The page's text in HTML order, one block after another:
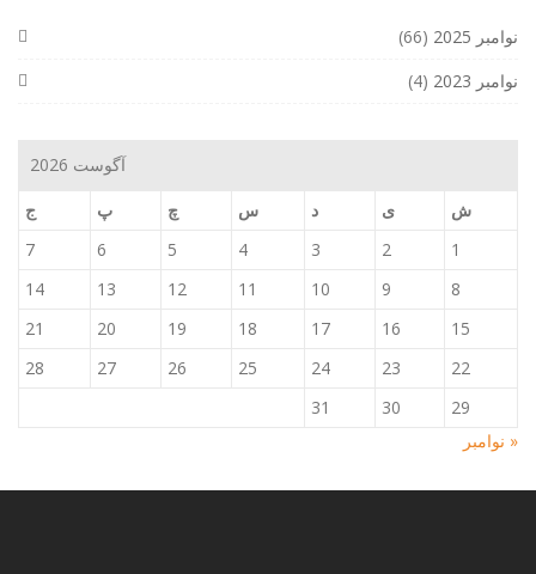
نوامبر 2025
(66)
نوامبر 2023
(4)
آگوست 2026
ش
ی د س چ پ
ج
1
2
3
4
5
6
7
8
9
10
11
12
13
14
15
16
17
18
19
20
21
22
23
24
25
26
27
28
29
30
31
« نوامبر